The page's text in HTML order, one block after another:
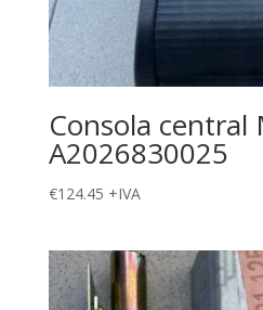
Consola central
A2026830025
€124.45 +IVA